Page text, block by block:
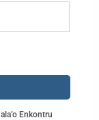
Enkontru